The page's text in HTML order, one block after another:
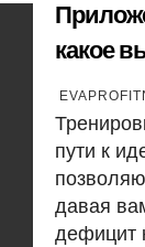
какое
пути к
давая
дефицит